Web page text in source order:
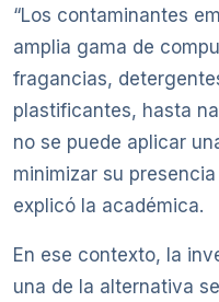
“Los contaminantes
amplia gama de
fragancias,
plastificantes, hasta
no se puede aplicar
minimizar su
explicó la académica.
En ese contexto, la
una de la alternativa